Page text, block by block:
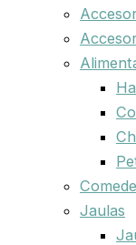
Jaulas